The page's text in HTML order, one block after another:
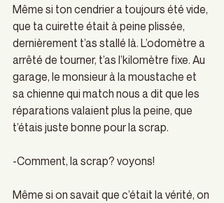
Même si ton cendrier a toujours été vide,
que ta cuirette était à peine plissée,
dernièrement t’as stallé là. L’odomètre a
arrêté de tourner, t’as l’kilomètre fixe. Au
garage, le monsieur à la moustache et
sa chienne qui match nous a dit que les
réparations valaient plus la peine, que
t’étais juste bonne pour la scrap.
-Comment, la scrap? voyons!
Même si on savait que c’était la vérité, on